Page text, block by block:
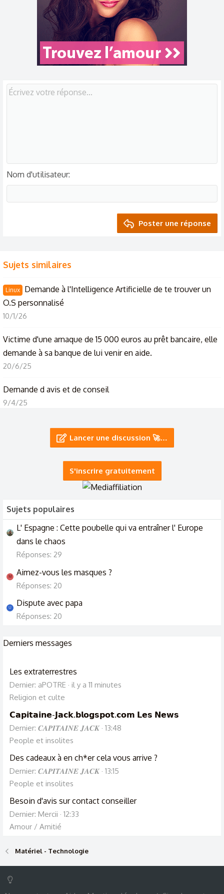
Nom d'utilisateur
Poster une réponse
Sujets similaires
Linux
Demande à l'Intelligence Artificielle de te trouver un
O.S personnalisé
10/1/26
Victime d'une arnaque de 15 000 euros au prêt bancaire, elle
demande à sa banque de lui venir en aide.
20/6/25
Demande d avis et de conseil
9/4/25
Bonjour,j’ai une amie(mineure) qui parle avec un homme qui
lui demande des photo bizarre d’elle...
Mari qui me demande de gagner plus, avis SVP
Lancer une discussion 🚀…
S'inscrire gratuitement
Sujets populaires
L' Espagne : Cette poubelle qui va entraîner l' Europe
dans le chaos
Réponses: 29
M Aimez-vous les masques ?
Réponses: 20
U Dispute avec papa
Réponses: 20
Derniers messages
Les extraterrestres
Dernier: aPOTRE
il y a 11 minutes
Religion et culte
𝗖𝗮𝗽𝗶𝘁𝗮𝗶𝗻𝗲-𝗝𝗮𝗰𝗸.𝗯𝗹𝗼𝗴𝘀𝗽𝗼𝘁.𝗰𝗼𝗺 𝗟𝗲𝘀 𝗡𝗲𝘄𝘀
Dernier: 𝑪𝑨𝑷𝑰𝑻𝑨𝑰𝑵𝑬 𝑱𝑨𝑪𝑲 13:48
People et insolites
Des cadeaux à en ch*er cela vous arrive ?
Dernier: 𝑪𝑨𝑷𝑰𝑻𝑨𝑰𝑵𝑬 𝑱𝑨𝑪𝑲 13:15
People et insolites
Besoin d'avis sur contact conseiller
Dernier: Mercii
12:33
Amour / Amitié
Matériel - Technologie